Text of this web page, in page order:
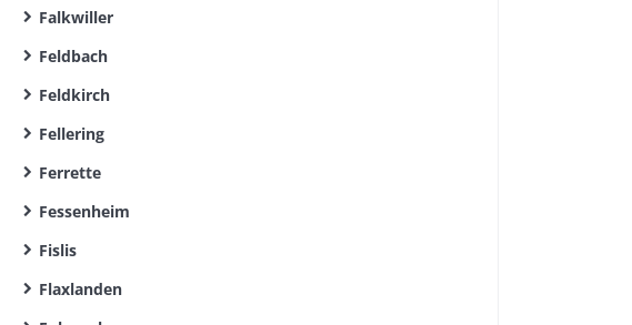
Falkwiller
Feldbach
Feldkirch
Fellering
Ferrette
Fessenheim
Fislis
Flaxlanden